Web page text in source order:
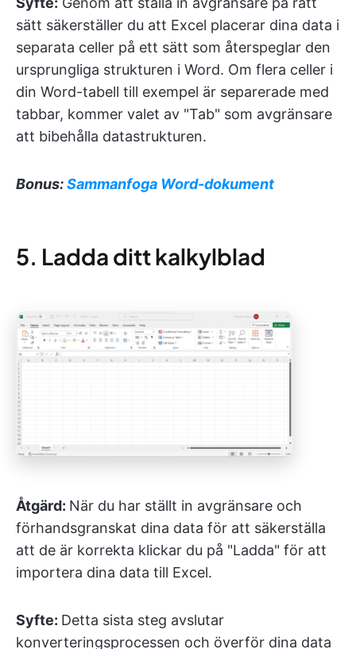
sätt säkerställer du att Excel placerar dina data i
separata celler på ett sätt som återspeglar den
ursprungliga strukturen i Word. Om flera celler i
din Word-tabell till exempel är separerade med
tabbar, kommer valet av "Tab" som avgränsare
att bibehålla datastrukturen.
Bonus:Sammanfoga Word-dokument
5. Ladda ditt kalkylblad
Åtgärd: När du har ställt in avgränsare och
förhandsgranskat dina data för att säkerställa
att de är korrekta klickar du på "Ladda" för att
importera dina data till Excel.
Syfte: Detta sista steg avslutar
konverteringsprocessen och överför dina data